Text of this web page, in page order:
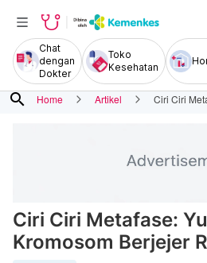
Chat
dengan
Dokter
Toko
Kesehatan
search Home Artikel Ciri Ciri
Ciri Ciri Metafase:
Kromosom Berjejer